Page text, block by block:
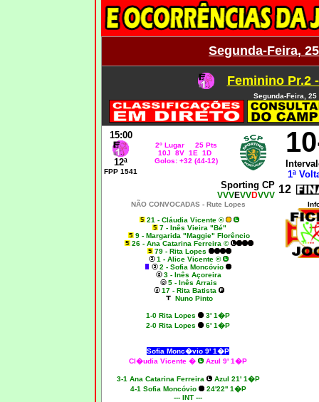
Segunda-Feira,
Feminino Pr.2
Segunda-Feira,
15:00
12ª
FPP 1541
2º Lugar 25 Pts
10J 8V 1E 1D
Golos: +32 (44-12)
1ª
Sporting CP
VVVEVVDVVV 12
NÃO CONVOCADAS - Rute Lopes
21 - Cláudia Vicente ®
7 - Inês Vieira "Bé"
9 - Margarida "Maggie" Florêncio
26 - Ana Catarina Ferreira ©
79 - Rita Lopes
1 - Alice Vicente ®
2 - Sofia Moncóvio
3 - Inês Açoreira
5 - Inês Arrais
17 - Rita Batista
Nuno Pinto
1-0 Rita Lopes
3' 1�P
2-0 Rita Lopes 6' 1�P
Sofia Monc�vio 9' 1�P
Cl�udia Vicente �
Azul 9' 1�P
3-1 Ana Catarina Ferreira
Azul 21' 1�P
4-1 Sofia Moncóvio
24'22'' 1�P
--- INT ---